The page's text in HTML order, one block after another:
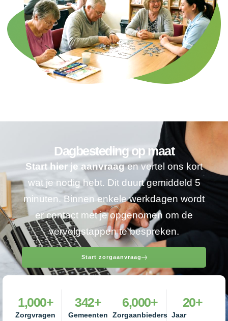
Dagbesteding op maat
Start hier je aanvraagen vertel ons kort
wat je nodig hebt. Dit duurt gemiddeld 5
minuten. Binnen enkele werkdagen wordt
er contact met je opgenomen om de
vervolgstappen te bespreken.
Start zorgaanvraag
Zorgvragen
1,000+
Gemeenten
342+
Zorgaanbieders
6,000+
Jaar
20+